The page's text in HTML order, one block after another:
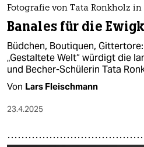
Fotografie von Tata Ronkholz in
Banales für die
Büdchen, Boutiquen,
„Gestaltete Welt“ würdigt die
und Becher-Schülerin Tata
Von Lars Fleischmann
23.4.2025